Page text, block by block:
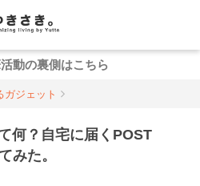
動の裏側はこちら
ガジェット
何？自宅に届くPOST
みた。